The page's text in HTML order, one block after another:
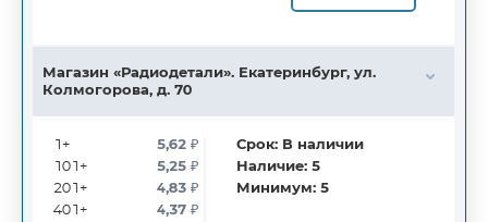
Магазин «Радиодетали». Екатеринбург, ул.
Колмогорова, д. 70
1+
101+
201+
401+
5,62₽
5,25₽
4,83₽
4,37₽
Срок: В наличии
Наличие:5
Минимум:5